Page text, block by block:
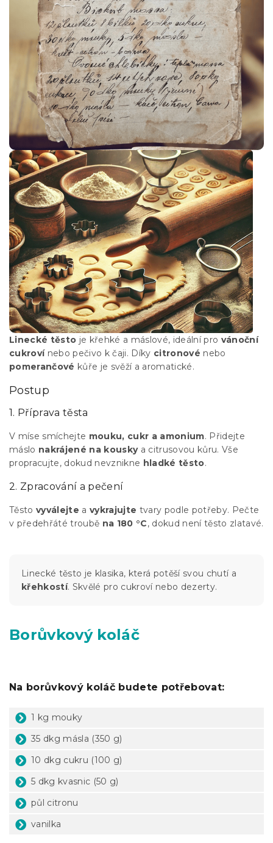
Linecké těsto je křehké a máslové, ideální pro vánoční
cukrovínebo pečivo k čaji. Díky citronové nebo
pomerančové kůře je svěží a aromatické.
Postup
1. Příprava těsta
V míse smíchejte mouku, cukr a amonium. Přidejte
máslo nakrájené na kouskya citrusovou kůru. Vše
propracujte, dokud nevznikne hladké těsto.
2. Zpracování a pečení
Těsto vyválejte a vykrajujte tvary podle potřeby. Pečte
v předehřáté troubě na 180 °C, dokud není těsto zlatavé.
Linecké těsto je klasika, která potěší svou chutí a
křehkostí. Skvělé pro cukroví nebo dezerty.
Borůvkový koláč
Na borůvkový koláč budete potřebovat:
1 kg mouky
35 dkg másla (350 g)
10 dkg cukru (100 g)
5 dkg kvasnic (50 g)
půl citronu
vanilka